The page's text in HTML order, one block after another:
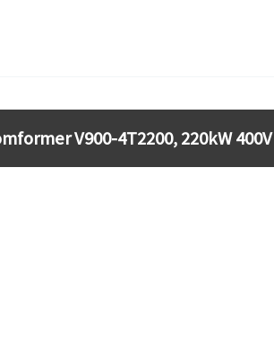
V900-4T2200, 220kW 400V